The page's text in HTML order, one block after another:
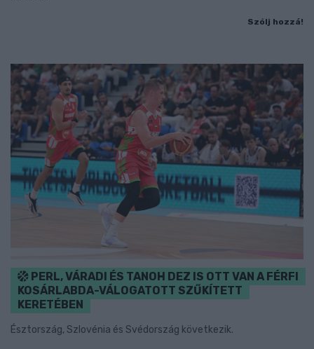
Szólj hozzá!
PERL, VÁRADI ÉS TANOH DEZ IS OTT VAN A FÉRFI
KOSÁRLABDA-VÁLOGATOTT SZŰKÍTETT
KERETÉBEN
Észtország, Szlovénia és Svédország következik.